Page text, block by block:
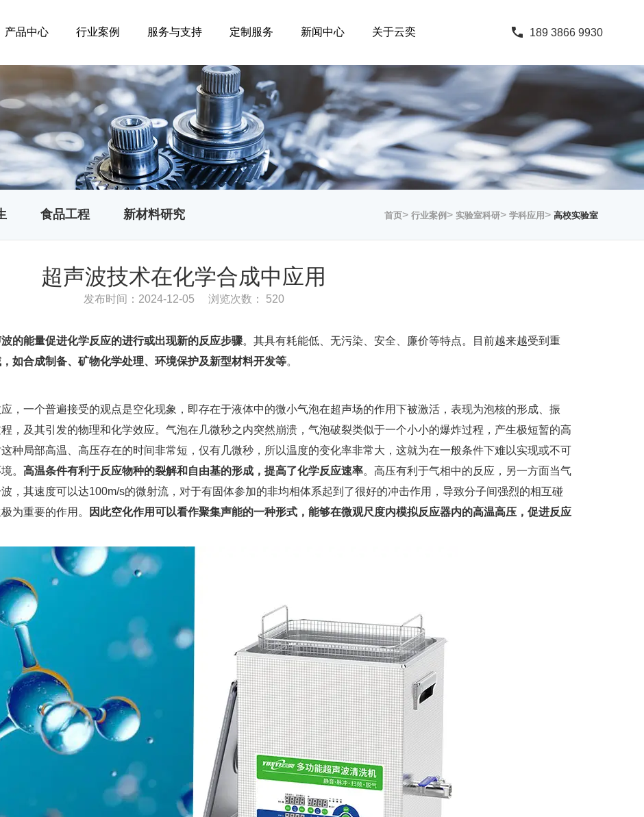
产品中心 行业案例 服务与支持 定制服务 新闻中心 关于云奕 189 3866 9930
食品工程 新材料研究 首页> 行业案例> 实验室科研> 学科应用> 高校实验室
超声波技术在化学合成中应用
发布时间：2024-12-05 浏览次数： 520
的能量促进化学反应的进行或出现新的反应步骤。其具有耗能低、无污染、安全、廉价等特点。目前越来越受到重
如合成制备、矿物化学处理、环境保护及新型材料开发等。
，一个普遍接受的观点是空化现象，即存在于液体中的微小气泡在超声场的作用下被激活，表现为泡核的形成、振
，及其引发的物理和化学效应。气泡在几微秒之内突然崩溃，气泡破裂类似于一个小小的爆炸过程，产生极短暂的高
种局部高温、高压存在的时间非常短，仅有几微秒，所以温度的变化率非常大，这就为在一般条件下难以实现或不可
。高温条件有利于反应物种的裂解和自由基的形成，提高了化学反应速率。高压有利于气相中的反应，另一方面当气
，其速度可以达100m/s的微射流，对于有固体参加的非均相体系起到了很好的冲击作用，导致分子间强烈的相互碰
为重要的作用。
因此空化作用可以看作聚集声能的一种形式，能够在微观尺度内模拟反应器内的高温高压，促进反应